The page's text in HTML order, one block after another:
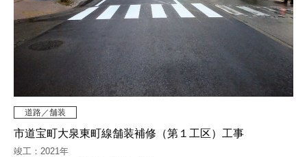
道路／舗装
市道宝町大泉東町線舗装補修（第１工区）工事
竣工：2021年